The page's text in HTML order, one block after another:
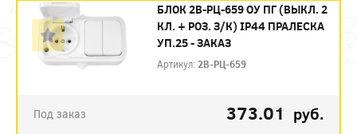
БЛОК 2В-РЦ-659 ОУ ПГ (ВЫКЛ. 2
КЛ. + РОЗ. З/К) IP44 ПРАЛЕСКА
УП.25 - ЗАКАЗ
Артикул: 2В-РЦ-659
Под заказ 373.01 руб.